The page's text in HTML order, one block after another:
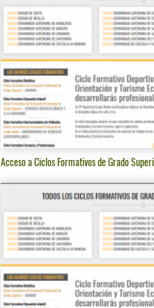
Acceso a Ciclos Formativos de Grado